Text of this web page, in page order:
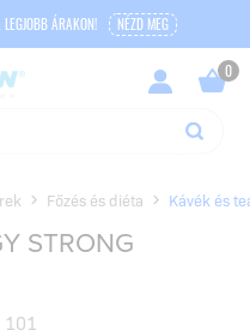
ÁRAKON! NÉZD MEG
Főzés és diéta Kávék és
STRONG